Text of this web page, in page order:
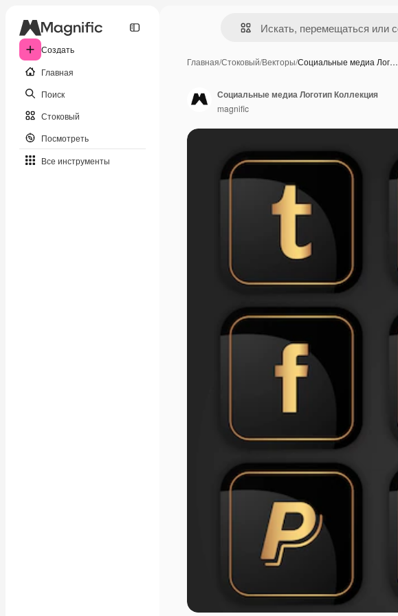
Создать
Главная
Поиск
Стоковый
Посмотреть
Все инструменты
Главная/Стоковый/Векторы/Социальные медиа Лог…
Социальные медиа Логотип Коллекция
magnific